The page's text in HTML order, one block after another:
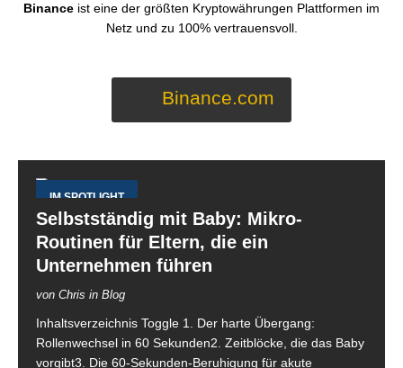
Binance ist eine der größten Kryptowährungen Plattformen im
Netz und zu 100% vertrauensvoll.
Binance.com
IM SPOTLIGHT
Selbstständig mit Baby: Mikro-
Routinen für Eltern, die ein
Unternehmen führen
von Chris in Blog
Inhaltsverzeichnis Toggle 1. Der harte Übergang:
Rollenwechsel in 60 Sekunden2. Zeitblöcke, die das Baby
vorgibt3. Die 60-Sekunden-Beruhigung für akute